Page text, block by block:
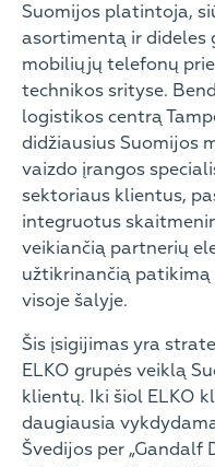
Suomijos platintoja,
asortimentą ir dideles
mobiliųjų telefonų
technikos srityse.
logistikos centrą
didžiausius Suomijos
vaizdo įrangos
sektoriaus klientus,
integruotus
veikiančią partnerių
užtikrinančią
visoje šalyje.
Šis įsigijimas yra
ELKO grupės veiklą
klientų. Iki šiol ELKO
daugiausia
Švedijos per „Gandalf